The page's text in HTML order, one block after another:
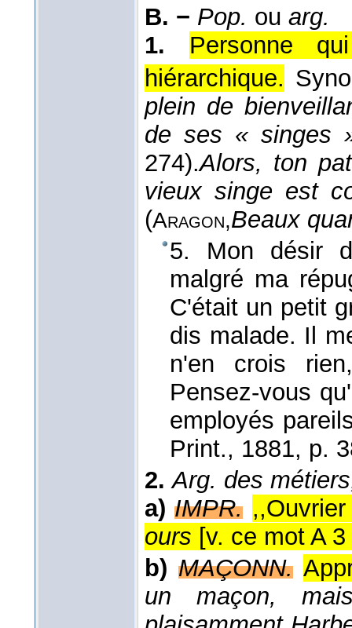
B. − Pop. ou arg.
1.
Personne
hiérarchique.
plein de
de ses « singes
274).Alors, ton
vieux singe est
(Aragon,Beaux
5. Mon désir
malgré ma
C'était un petit
dis malade. Il
n'en crois
Pensez-vous
employés
Print., 1881, p.
2. Arg. des
a) IMPR.
ours [v. ce mot A
b) MAÇONN.
un maçon,